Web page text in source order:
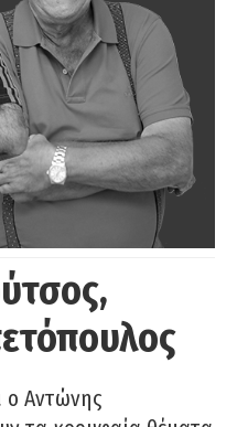
ο Αντώνης